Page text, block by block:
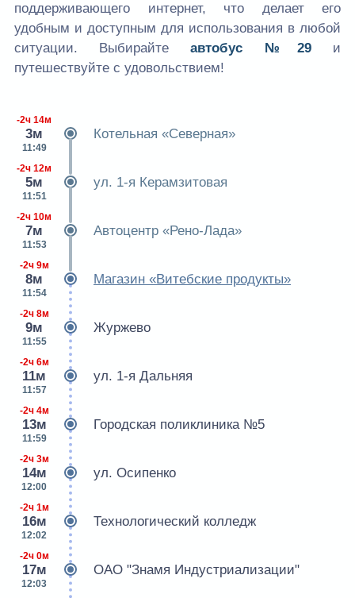
поддерживающего интернет, что делает его
удобным и доступным для использования в любой
ситуации. Выбирайтеавтобус №29и
путешествуйте с удовольствием!
-2ч 14м
3м
11:49
Котельная «Северная»
-2ч 12м
5м
11:51
ул. 1-я Керамзитовая
-2ч 10м
7м
11:53
Автоцентр «Рено-Лада»
-2ч 9м
8м
11:54
Магазин «Витебские продукты»
-2ч 8м
9м
11:55
Журжево
-2ч 6м
11м
11:57
ул. 1-я Дальняя
-2ч 4м
13м
11:59
Городская поликлиника №5
-2ч 3м
14м
12:00
ул. Осипенко
-2ч 1м
16м
12:02
Технологический колледж
-2ч 0м
17м
12:03
ОАО "Знамя Индустриализации"